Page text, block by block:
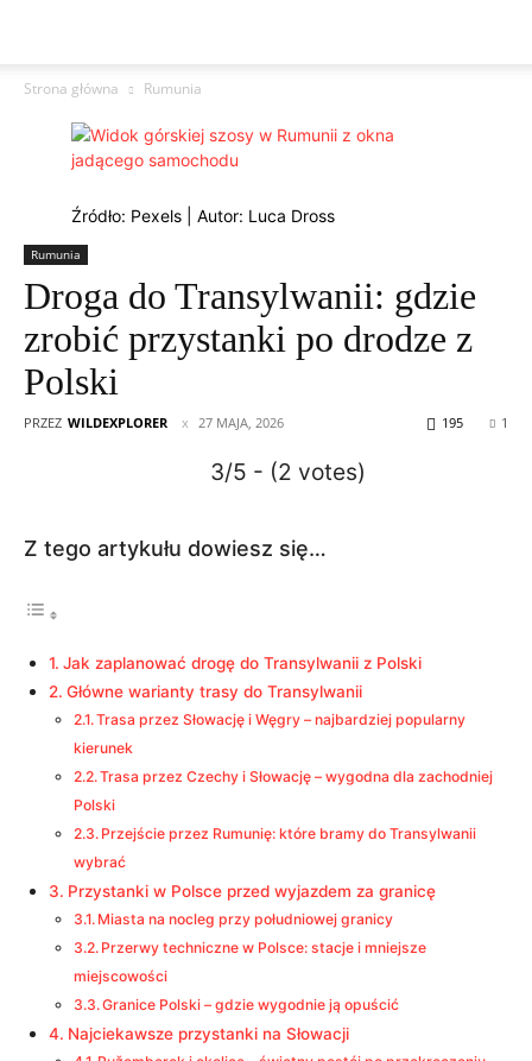
Strona główna Rumunia
Źródło: Pexels | Autor: Luca Dross
Rumunia
Droga do Transylwanii: gdzie
zrobić przystanki po drodze z
Polski
PRZEZ WILDEXPLORER 27 MAJA, 2026 1
195
3/5 - (2 votes)
Z tego artykułu dowiesz się…
Jak zaplanować drogę do Transylwanii z Polski
Główne warianty trasy do Transylwanii
Trasa przez Słowację i Węgry – najbardziej popularny
kierunek
Trasa przez Czechy i Słowację – wygodna dla zachodniej
Polski
Przejście przez Rumunię: które bramy do Transylwanii
wybrać
Przystanki w Polsce przed wyjazdem za granicę
Miasta na nocleg przy południowej granicy
Przerwy techniczne w Polsce: stacje i mniejsze
miejscowości
Granice Polski – gdzie wygodnie ją opuścić
Najciekawsze przystanki na Słowacji